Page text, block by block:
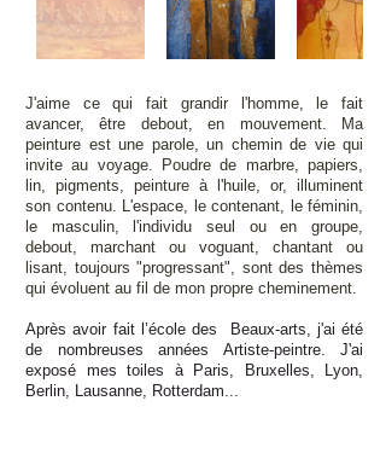
J'aime ce qui fait grandir l'homme, le fait
avancer, être debout, en mouvement. Ma
peinture est une parole, un chemin de vie qui
invite au voyage. Poudre de marbre, papiers,
lin, pigments, peinture à l'huile, or, illuminent
son contenu. L'espace, le contenant, le féminin,
le masculin, l'individu seul ou en groupe,
debout, marchant ou voguant, chantant ou
lisant, toujours "progressant", sont des thèmes
qui évoluent au fil de mon propre cheminement.
Après avoir fait l’école des Beaux-arts, j'ai été
de nombreuses années Artiste-peintre. J'ai
exposé mes toiles à Paris, Bruxelles, Lyon,
Berlin, Lausanne, Rotterdam...